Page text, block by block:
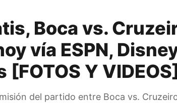
Boca vs.
vía ESPN,
[FOTOS Y VIDEOS]
del partido entre Boca vs.